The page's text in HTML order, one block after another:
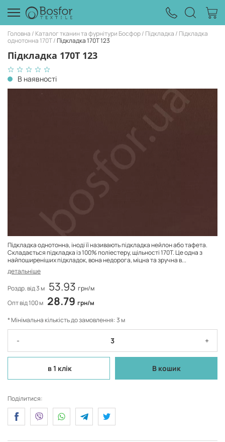
Головна Каталог тканин та фурнітури Босфор Підкладка
Підкладка
однотонна 170Т Підкладка 170T 123
Підкладка 170T 123
В наявності
Підкладка однотонна, іноді її називають підкладка нейлон або тафета.
Складається підкладка із 100% поліестеру, щільності 170Т. Це одна з
найпоширеніших підкладок, вона недорога, міцна та зручна в...
детальніше
Роздр. від 3 м 53.93 грн/м
Опт від 100 м 28.79 грн/м
* Мінімальна кількість до замовлення: 3 м
- +
в 1 клік В кошик
Поділитися: